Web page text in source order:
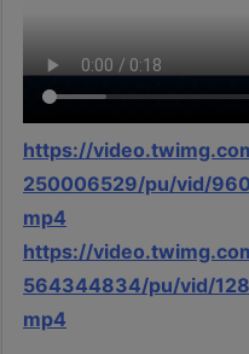
https://
250006529/pu/vid/
mp4
https://
564344834/pu/vid/
mp4